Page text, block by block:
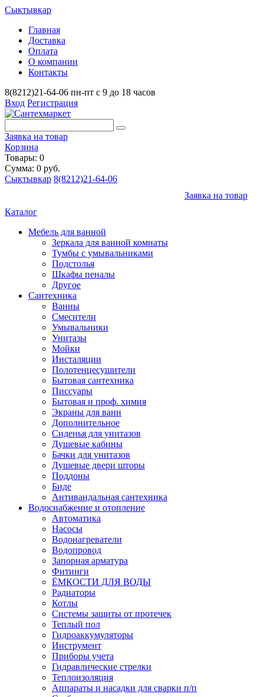
Сыктывкар
Главная
Доставка
Оплата
О компании
Контакты
8(8212)21-64-06 пн-пт с 9 до 18 часов
Вход Регистрация
Заявка на товар
Корзина
Товары: 0
Сумма: 0 руб.
Сыктывкар 8(8212)21-64-06
Заявка на товар
Каталог
Мебель для ванной
Зеркала для ванной комнаты
Тумбы с умывальниками
Подстолья
Шкафы пеналы
Другое
Сантехника
Ванны
Смесители
Умывальники
Унитазы
Мойки
Инсталяции
Полотенцесушители
Бытовая сантехника
Писсуары
Бытовая и проф. химия
Экраны для ванн
Дополнительное
Сиденья для унитазов
Душевые кабины
Бачки для унитазов
Душевые двери шторы
Поддоны
Биде
Антивандальная сантехника
Водоснабжение и отопление
Автоматика
Насосы
Водонагреватели
Водопровод
Запорная арматура
Фитинги
ЁМКОСТИ ДЛЯ ВОДЫ
Радиаторы
Котлы
Системы защиты от протечек
Теплый пол
Гидроаккумуляторы
Инструмент
Приборы учета
Гидравлические стрелки
Теплоизоляция
Аппараты и насадки для сварки п/п